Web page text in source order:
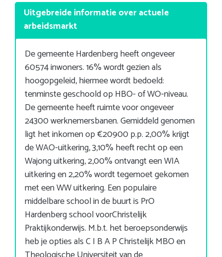
Uitgebreide informatie over actuele
arbeidsmarkt
De gemeente Hardenberg heeft ongeveer
60574 inwoners. 16% wordt gezien als
hoogopgeleid, hiermee wordt bedoeld:
tenminste geschoold op HBO- of WO-niveau.
De gemeente heeft ruimte voor ongeveer
24300 werknemersbanen. Gemiddeld genomen
ligt het inkomen op €20900 p.p. 2,00% krijgt
de WAO-uitkering, 3,10% heeft recht op een
Wajong uitkering, 2,00% ontvangt een WIA
uitkering en 2,20% wordt tegemoet gekomen
met een WW uitkering. Een populaire
middelbare school in de buurt is PrO
Hardenberg school voorChristelijk
Praktijkonderwijs. M.b.t. het beroepsonderwijs
heb je opties als C I B A P Christelijk MBO en